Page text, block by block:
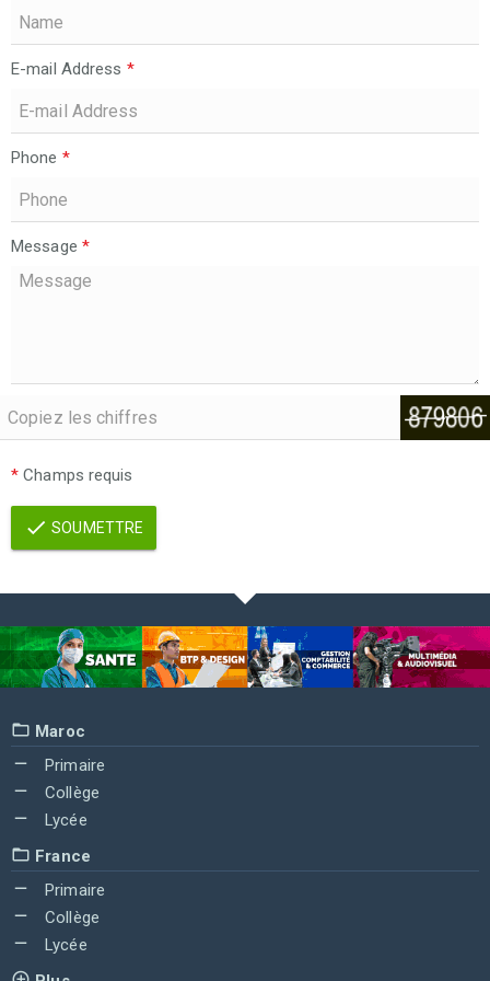
E-mail Address *
Phone *
Message *
* Champs requis
SOUMETTRE
Maroc
Primaire
Collège
Lycée
France
Primaire
Collège
Lycée